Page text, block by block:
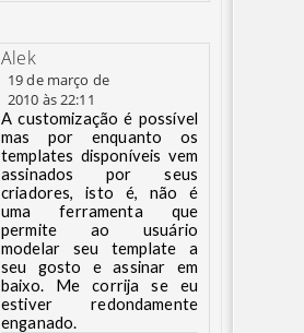
Alek
19 de março de
2010 às 22:11
A customização é possível
mas por enquanto os
templates disponíveis vem
assinados por seus
criadores, isto é, não é
uma ferramenta que
permite ao usuário
modelar seu template a
seu gosto e assinar em
baixo. Me corrija se eu
estiver redondamente
enganado.